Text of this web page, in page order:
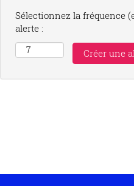
Sélectionnez la fréquence
alerte :